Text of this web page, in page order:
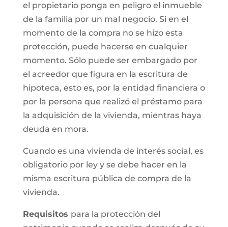
el propietario ponga en peligro el inmueble
de la familia por un mal negocio. Si en el
momento de la compra no se hizo esta
protección, puede hacerse en cualquier
momento. Sólo puede ser embargado por
el acreedor que figura en la escritura de
hipoteca, esto es, por la entidad financiera o
por la persona que realizó el préstamo para
la adquisición de la vivienda, mientras haya
deuda en mora.
Cuando es una vivienda de interés social, es
obligatorio por ley y se debe hacer en la
misma escritura pública de compra de la
vivienda.
Requisitos para la protección del